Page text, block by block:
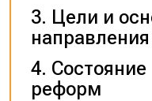
Цели и
реформ